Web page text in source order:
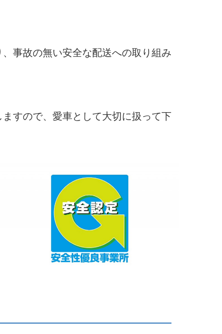
事故の無い安全な配送への取り組み
すので、愛車として大切に扱って下